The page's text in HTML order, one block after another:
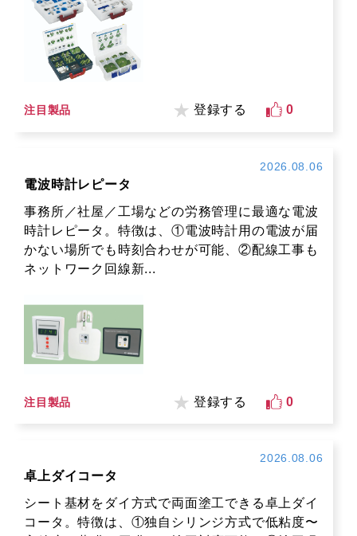
注目製品 登録する 0
2026.08.06
電波時計レピータ
事務所／社屋／工場などの労務管理に最適な電波
時計レピータ。特徴は、①電波時計用の電波が届
かない場所でも時刻合わせが可能、②配線工事も
ネットワーク回線新...
注目製品 登録する 0
2026.08.06
卓上ダイコータ
シート基材をダイ方式で両面塗工できる卓上ダイ
コータ。特徴は、①独自シリンジ方式で低粘度〜